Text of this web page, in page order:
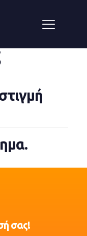
σας!